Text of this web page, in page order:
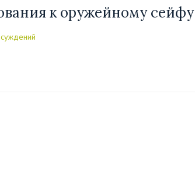
к оружейному сейфу